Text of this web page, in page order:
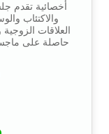
أخصائية تقدم
والاكتئاب
العلاقات